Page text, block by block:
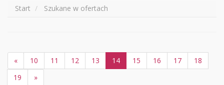
Start Szukane w ofertach
« 10 11 12 13 14 15 16 17
18
19
»